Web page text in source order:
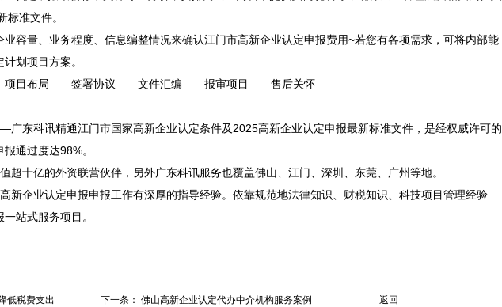
标准文件。
业容量、业务程度、信息编整情况来确认江门市高新企业认定申报费用~若您有各项需求，可将内部能
划项目方案。
项目布局——签署协议——文件汇编——报审项目——售后关怀
东科讯精通江门市国家高新企业认定条件及2025高新企业认定申报最新标准文件，是经权威许可的
通过度达98%。
超十亿的外资联营伙伴，另外广东科讯服务也覆盖佛山、江门、深圳、东莞、广州等地。
新企业认定申报申报工作有深厚的指导经验。依靠规范地法律知识、财税知识、科技项目管理经验
站式服务项目。
低税费支出 下一条： 佛山高新企业认定代办中介机构服务案例 返回